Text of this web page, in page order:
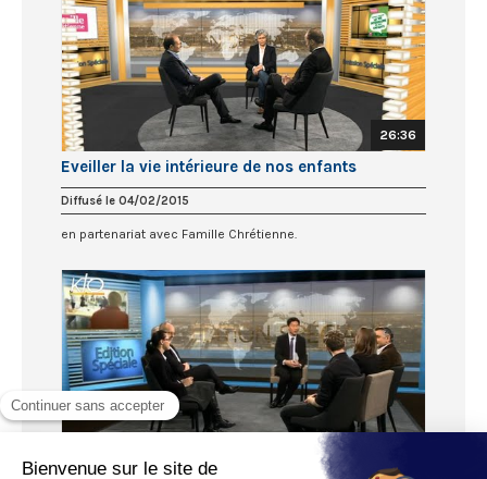
26:36
Eveiller la vie intérieure de nos enfants
Diffusé le 04/02/2015
en partenariat avec Famille Chrétienne.